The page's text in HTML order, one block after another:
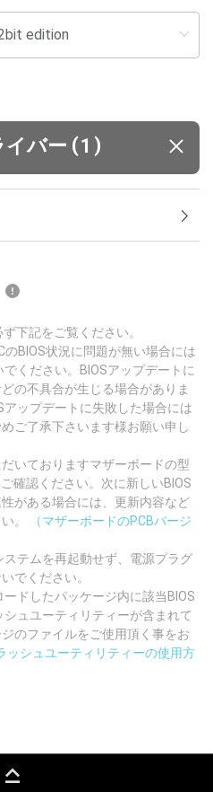
イバー (1 )
下記をご覧ください。
BIOS状況に問題が無い場合には
ください。BIOSアップデートに
の不具合が生じる場合がありま
ップデートに失敗した場合には
ご了承下さいます様お願い申し
いておりますマザーボードの型
確認ください。次に新しいBIOS
がある場合には、更新内容など
。
（マザーボードのPCBバージ
ステムを再起動せず、電源プラグ
でください。
ドしたパッケージ内に該当BIOS
ュユーティリティーが含まれて
のファイルをご使用頂く事をお
ッシュユーティリティーの使用方
keyboard_capslock